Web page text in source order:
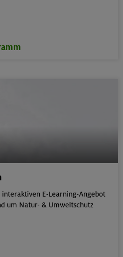
E-Learning-Angebot
um Natur- & Umweltschutz